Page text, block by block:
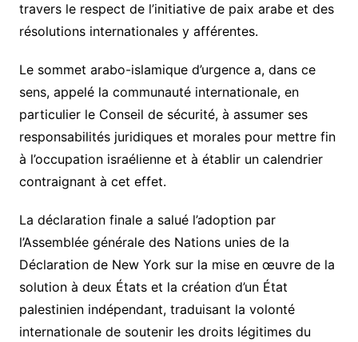
travers le respect de l’initiative de paix arabe et des
résolutions internationales y afférentes.
Le sommet arabo-islamique d’urgence a, dans ce
sens, appelé la communauté internationale, en
particulier le Conseil de sécurité, à assumer ses
responsabilités juridiques et morales pour mettre fin
à l’occupation israélienne et à établir un calendrier
contraignant à cet effet.
La déclaration finale a salué l’adoption par
l’Assemblée générale des Nations unies de la
Déclaration de New York sur la mise en œuvre de la
solution à deux États et la création d’un État
palestinien indépendant, traduisant la volonté
internationale de soutenir les droits légitimes du